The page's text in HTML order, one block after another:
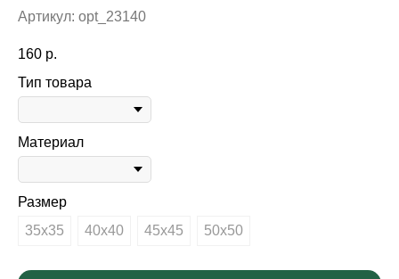
Артикул: opt_23140
160 р.
Тип товара
Материал
Размер
35х35
40х40 45х45 50х50